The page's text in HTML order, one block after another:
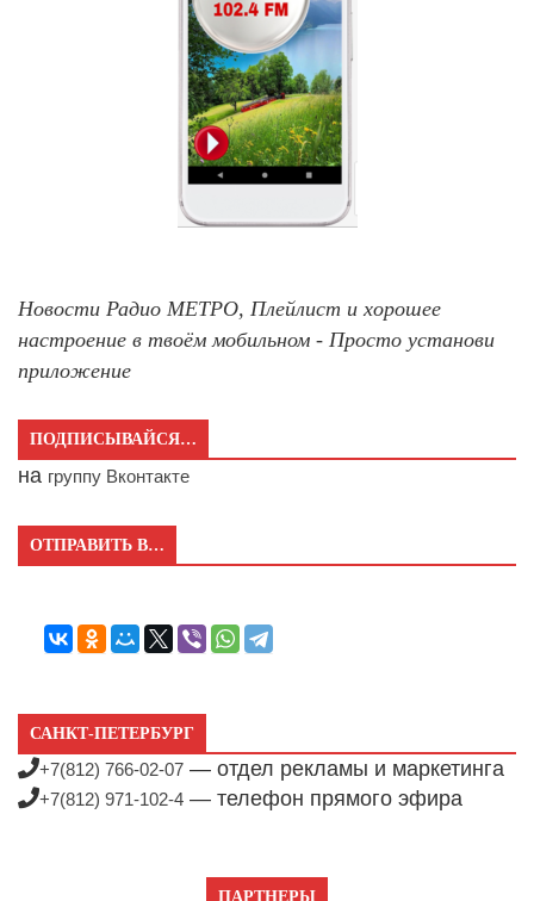
Новости Радио МЕТРО, Плейлист и хорошее
настроение в твоём мобильном - Просто установи
приложение
ПОДПИСЫВАЙСЯ…
на группу Вконтакте
ОТПРАВИТЬ В…
САНКТ-ПЕТЕРБУРГ
+7(812) 766-02-07 — отдел рекламы и маркетинга
+7(812) 971-102-4 — телефон прямого эфира
ПАРТНЕРЫ